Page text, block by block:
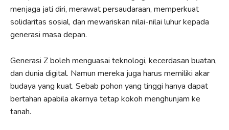
menjaga jati diri, merawat persaudaraan, memperkuat
solidaritas sosial, dan mewariskan nilai-nilai luhur kepada
generasi masa depan.
Generasi Z boleh menguasai teknologi, kecerdasan buatan,
dan dunia digital. Namun mereka juga harus memiliki akar
budaya yang kuat. Sebab pohon yang tinggi hanya dapat
bertahan apabila akarnya tetap kokoh menghunjam ke
tanah.